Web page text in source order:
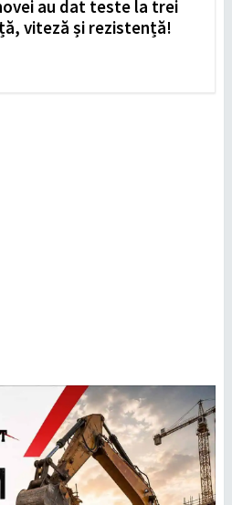
au dat teste la trei
viteză și rezistență!